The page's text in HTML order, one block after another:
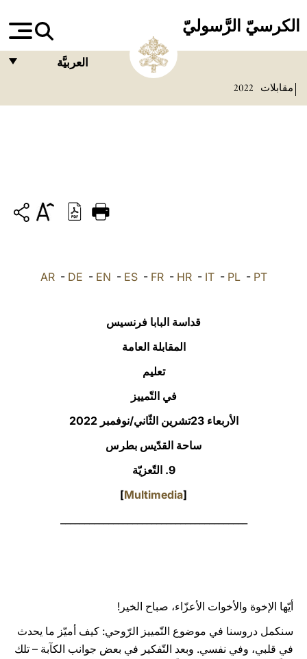
الكرسيّ الرَّسوليّ
العربيَّة
DEUTSCH
العربيّة
مقابلات 2022
AR- DE - EN - ES- FR- HR- IT- PL- PT
قداسة البابا فرنسيس
المقابلة العامة
تعليم
في التّمييز
الأربعاء 23تشرين الثّاني/نوفمبر 2022‏
ساحة القدّيس بطرس
9. التّعزيّة
[
Multimedia
]
أيّها الإخوة والأخوات الأعزّاء، صباح الخير!
سنكمل دروسنا في موضوع التّمييز الرّوحي: كيف أميّز ما يحدث
في قلبي، وفي نفسي. وبعد التّفكير في بعض جوانب الكآبة – تلك